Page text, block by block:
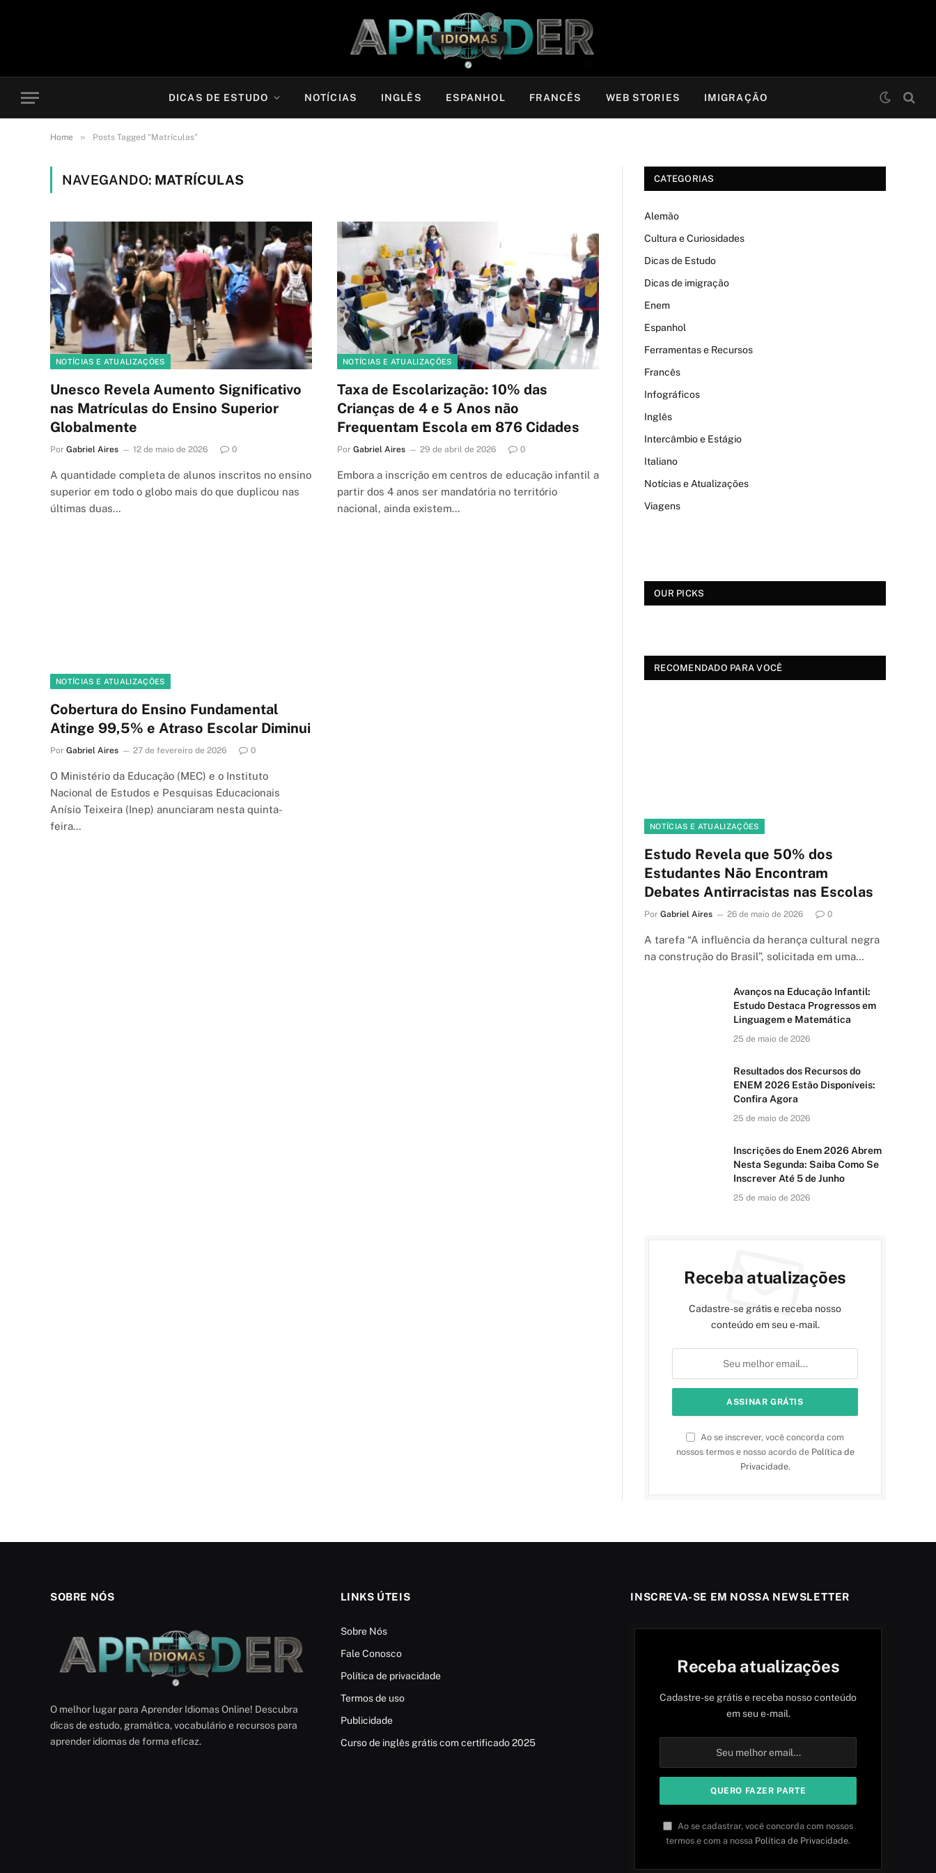
DICAS DE ESTUDO NOTÍCIAS INGLÊS ESPANHOL FRANCÊS WEB STORIES IMIGRAÇÃO
Home » Posts Tagged "Matrículas"
NAVEGANDO: MATRÍCULAS
NOTÍCIAS E ATUALIZAÇÕES
Unesco Revela Aumento Significativo
nas Matrículas do Ensino Superior
Globalmente
Por Gabriel Aires 12 de maio de 2026 0
A quantidade completa de alunos inscritos no ensino
superior em todo o globo mais do que duplicou nas
últimas duas…
NOTÍCIAS E ATUALIZAÇÕES
Taxa de Escolarização: 10% das
Crianças de 4 e 5 Anos não
Frequentam Escola em 876 Cidades
Por Gabriel Aires 29 de abril de 2026 0
Embora a inscrição em centros de educação infantil a
partir dos 4 anos ser mandatória no território
nacional, ainda existem…
NOTÍCIAS E ATUALIZAÇÕES
Cobertura do Ensino Fundamental
Atinge 99,5% e Atraso Escolar Diminui
Por Gabriel Aires 27 de fevereiro de 2026 0
O Ministério da Educação (MEC) e o Instituto
Nacional de Estudos e Pesquisas Educacionais
Anísio Teixeira (Inep) anunciaram nesta quinta-
feira…
CATEGORIAS
Alemão
Cultura e Curiosidades
Dicas de Estudo
Dicas de imigração
Enem
Espanhol
Ferramentas e Recursos
Francês
Infográficos
Inglês
Intercâmbio e Estágio
Italiano
Notícias e Atualizações
Viagens
OUR PICKS
RECOMENDADO PARA VOCÊ
NOTÍCIAS E ATUALIZAÇÕES
Estudo Revela que 50% dos
Estudantes Não Encontram
Debates Antirracistas nas Escolas
Por Gabriel Aires 26 de maio de 2026 0
A tarefa “A influência da herança cultural negra
na construção do Brasil”, solicitada em uma…
Avanços na Educação Infantil:
Estudo Destaca Progressos em
Linguagem e Matemática
25 de maio de 2026
Resultados dos Recursos do
ENEM 2026 Estão Disponíveis:
Confira Agora
25 de maio de 2026
Inscrições do Enem 2026 Abrem
Nesta Segunda: Saiba Como Se
Inscrever Até 5 de Junho
25 de maio de 2026
Receba atualizações
Cadastre-se grátis e receba nosso
conteúdo em seu e-mail.
Ao se inscrever, você concorda com
nossos termos e nosso acordo de Política de
Privacidade.
SOBRE NÓS
O melhor lugar para Aprender Idiomas Online! Descubra
dicas de estudo, gramática, vocabulário e recursos para
aprender idiomas de forma eficaz.
LINKS ÚTEIS
Sobre Nós
Fale Conosco
Política de privacidade
Termos de uso
Publicidade
Curso de inglês grátis com certificado 2025
INSCREVA-SE EM NOSSA NEWSLETTER
Receba atualizações
Cadastre-se grátis e receba nosso conteúdo
em seu e-mail.
Ao se cadastrar, você concorda com nossos
termos e com a nossa Política de Privacidade.